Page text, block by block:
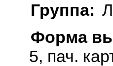
Группа:
Форма
5, пач.